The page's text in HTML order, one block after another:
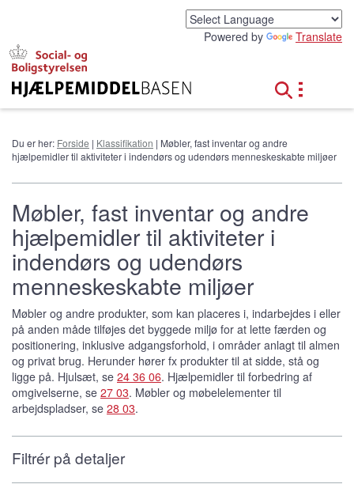
Powered by Translate
Du er her: Forside | Klassifikation | Møbler, fast inventar og andre
hjælpemidler til aktiviteter i indendørs og udendørs menneskeskabte miljøer
Møbler, fast inventar og andre
hjælpemidler til aktiviteter i
indendørs og udendørs
menneskeskabte miljøer
Møbler og andre produkter, som kan placeres i, indarbejdes i eller
på anden måde tilføjes det byggede miljø for at lette færden og
positionering, inklusive adgangsforhold, i områder anlagt til almen
og privat brug. Herunder hører fx produkter til at sidde, stå og
ligge på. Hjulsæt, se 24 36 06. Hjælpemidler til forbedring af
omgivelserne, se 27 03. Møbler og møbelelementer til
arbejdspladser, se 28 03.
Filtrér på detaljer